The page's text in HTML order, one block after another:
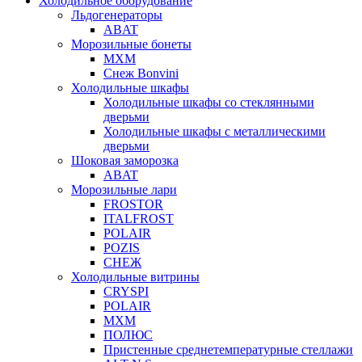
Льдогенераторы
ABAT
Морозильные бонеты
МХМ
Снеж Bonvini
Холодильные шкафы
Холодильные шкафы cо стеклянными
дверьми
Холодильные шкафы с металлическими
дверьми
Шоковая заморозка
ABAT
Морозильные лари
FROSTOR
ITALFROST
POLAIR
POZIS
СНЕЖ
Холодильные витрины
CRYSPI
POLAIR
МХМ
ПОЛЮС
Пристенные среднетемпературные стеллажи